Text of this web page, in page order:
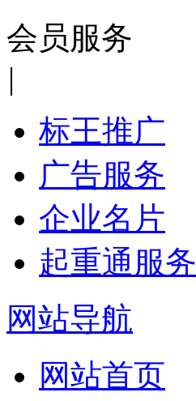
会员服务
|
标王推广
广告服务
企业名片
起重通服务
网站导航
网站首页